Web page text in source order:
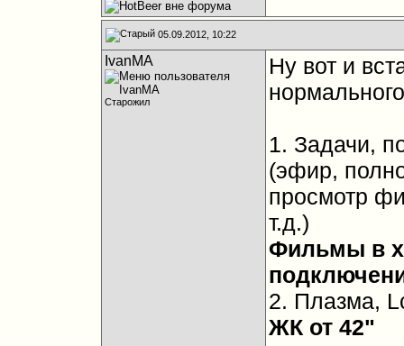
05.09.2012, 10:22
IvanMA
Старожил
Ну вот и
1. Задачи,
(эфир,
просмотр
т.д.)
Фильмы в
2. Плазма,
ЖК от 42"